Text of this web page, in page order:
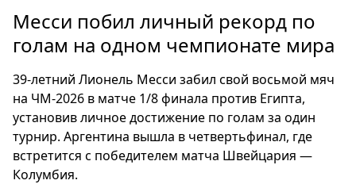
Россия
Мир
Еда
Туризм
Мода
Театр
Кино
Месси побил личный рекорд по
голам на одном чемпионате мира
39-летний Лионель Месси забил свой восьмой мяч
на ЧМ-2026 в матче 1/8 финала против Египта,
установив личное достижение по голам за один
турнир. Аргентина вышла в четвертьфинал, где
встретится с победителем матча Швейцария —
Колумбия.